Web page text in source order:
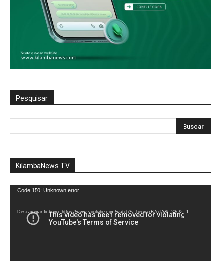
Pesquisar
KilambaNews TV
Reprodutor
vídeo
Code 150: Unknown error.
Descarregar ficheiro: https://www.youtube.com/watch?v=heunxxB7uTA&t=22s&_=1